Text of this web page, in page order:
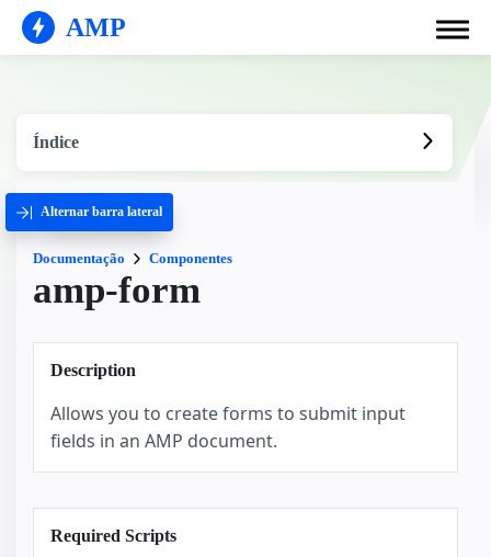
AMP
Índice
Alternar barra lateral
Documentação Componentes
amp-form
Description
Allows you to create forms to submit input
fields in an AMP document.
Required Scripts